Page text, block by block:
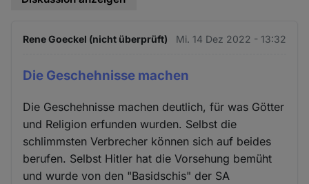
Rene Goeckel (nicht überprüft) Mi. 14 Dez 2022 - 13:32
Die Geschehnisse machen
Die Geschehnisse machen deutlich, für was Götter
und Religion erfunden wurden. Selbst die
schlimmsten Verbrecher können sich auf beides
berufen. Selbst Hitler hat die Vorsehung bemüht
und wurde von den "Basidschis" der SA